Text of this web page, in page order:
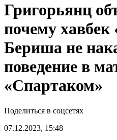
Григорьянц
почему хавбек
Бериша не
поведение в
«Спартаком»
Поделиться в соцсетях
07.12.2023, 15:48